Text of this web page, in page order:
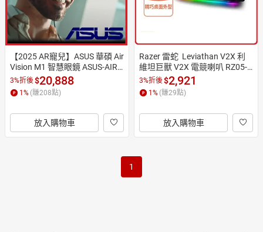
【2025 AR寵兒】ASUS 華碩 Air
Vision M1 智慧眼鏡 ASUS-AIRV
ISION-M1
3%折後$20,888
1 % (賺208點)
放入購物車
Razer 雷蛇  Leviathan V2X 利
維坦巨獸 V2X 電競喇叭 RZ05-0
4280100-R3M1
3%折後$2,921
1 % (賺29點)
放入購物車
1